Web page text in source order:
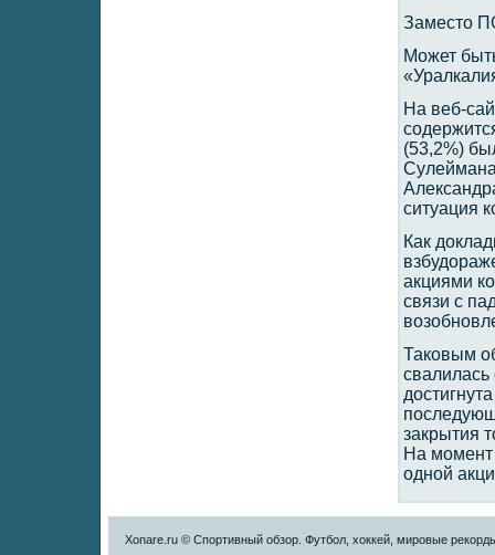
Заместо
Может
На веб-
(53,2%)
ситуация
Как
акциями
связи с
Таковым
закрытия
На момент
одной
Xonare.ru © Спортивный обзор. Футбол, хоккей, мировые